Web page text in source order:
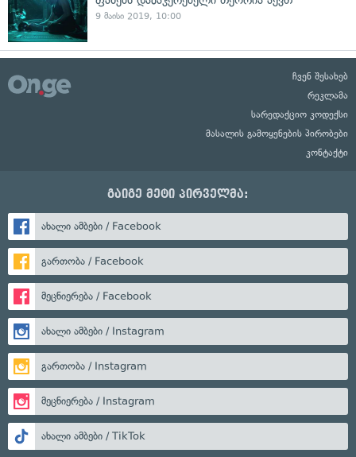
9 მაისი 2019, 10:00
ჩვენ შესახებ
რეკლამა
სარედაქციო კოდექსი
მასალის გამოყენების პირობები
კონტაქტი
გაიგე მეტი პირველმა:
ახალი ამბები / Facebook
გართობა / Facebook
მეცნიერება / Facebook
ახალი ამბები / Instagram
გართობა / Instagram
მეცნიერება / Instagram
ახალი ამბები / TikTok